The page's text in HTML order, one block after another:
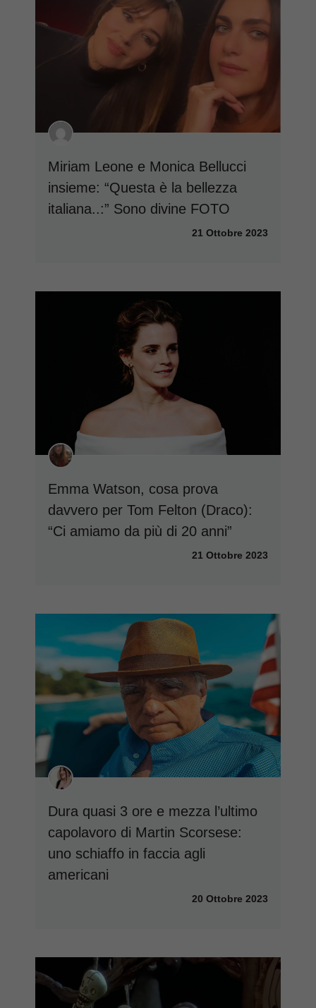
Miriam Leone e Monica Bellucci
insieme: “Questa è la bellezza
italiana..:” Sono divine FOTO
21 Ottobre 2023
Emma Watson, cosa prova
davvero per Tom Felton (Draco):
“Ci amiamo da più di 20 anni”
21 Ottobre 2023
Dura quasi 3 ore e mezza l’ultimo
capolavoro di Martin Scorsese:
uno schiaffo in faccia agli
americani
20 Ottobre 2023